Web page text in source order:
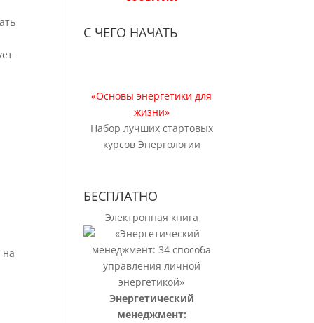
на
С ЧЕГО НАЧАТЬ
«Основы энергетики для
жизни»
Набор лучших стартовых
курсов Энергологии
БЕСПЛАТНО
Электронная книга
Энергетический
менеджмент: